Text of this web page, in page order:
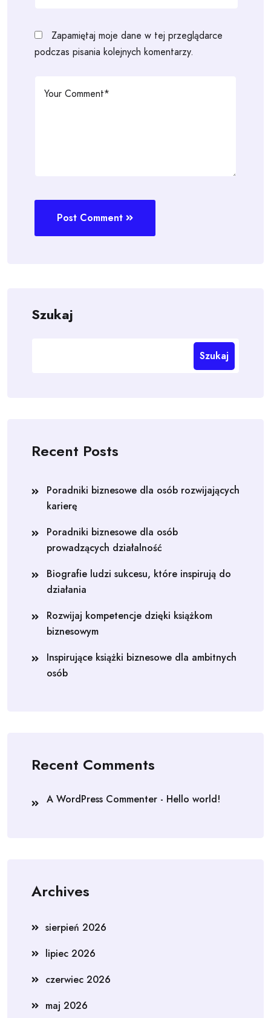
Zapamiętaj moje dane w tej przeglądarce
podczas pisania kolejnych komentarzy.
Post Comment
Szukaj
Szukaj
Recent Posts
Poradniki biznesowe dla osób rozwijających
karierę
Poradniki biznesowe dla osób
prowadzących działalność
Biografie ludzi sukcesu, które inspirują do
działania
Rozwijaj kompetencje dzięki książkom
biznesowym
Inspirujące książki biznesowe dla ambitnych
osób
Recent Comments
A WordPress Commenter - Hello world!
Archives
sierpień 2026
lipiec 2026
czerwiec 2026
maj 2026